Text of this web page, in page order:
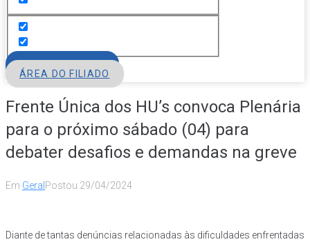
ÁREA DO FILIADO
Frente Única dos HU’s convoca Plenária
para o próximo sábado (04) para
debater desafios e demandas na greve
Em Geral Postou 29/04/2024
Diante de tantas denúncias relacionadas às dificuldades enfrentadas